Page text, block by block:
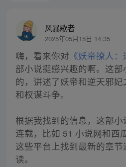
风暴歌者
2025年05月15日 14:35
嗨，看来你对 《妖帝撩人
部小说挺感兴趣的啊。这
的，讲述了妖帝和逆天邪
和权谋斗争。
根据我找到的信息，这部
连载，比如 51 小说网和西
这些平台上找到最新的章
读。